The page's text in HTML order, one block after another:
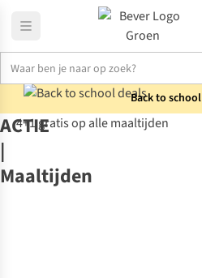
Back to school
Acties Maaltijden
ACTIE
|
Maaltijden
4+1 gratis op alle maaltijden